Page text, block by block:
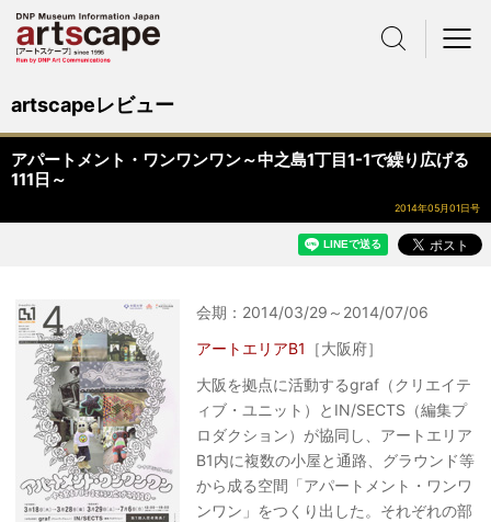
artscapeレビュー
アパートメント・ワンワンワン～中之島1丁目1-1で繰り広げる
111日～
2014年05月01日号
会期：2014/03/29～2014/07/06
アートエリアB1
［大阪府］
大阪を拠点に活動するgraf（クリエイテ
ィブ・ユニット）とIN/SECTS（編集プ
ロダクション）が協同し、アートエリア
B1内に複数の小屋と通路、グラウンド等
から成る空間「アパートメント・ワンワ
ンワン」をつくり出した。それぞれの部
サイト内検索